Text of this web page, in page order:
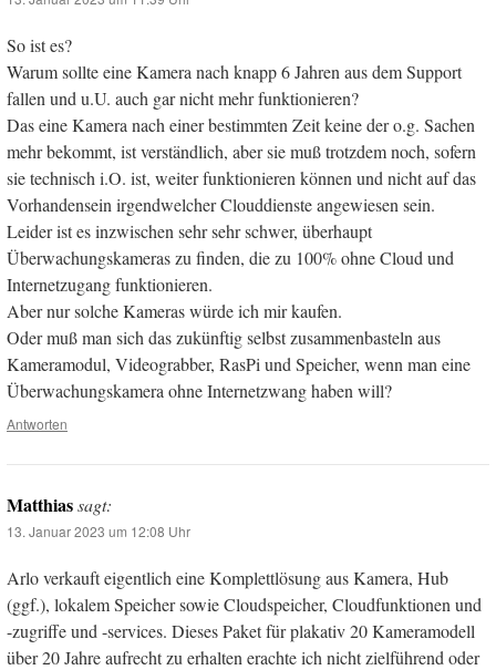
So ist es?
Warum sollte eine Kamera nach knapp 6 Jahren aus dem Support
fallen und u.U. auch gar nicht mehr funktionieren?
Das eine Kamera nach einer bestimmten Zeit keine der o.g. Sachen
mehr bekommt, ist verständlich, aber sie muß trotzdem noch, sofern
sie technisch i.O. ist, weiter funktionieren können und nicht auf das
Vorhandensein irgendwelcher Clouddienste angewiesen sein.
Leider ist es inzwischen sehr sehr schwer, überhaupt
Überwachungskameras zu finden, die zu 100% ohne Cloud und
Internetzugang funktionieren.
Aber nur solche Kameras würde ich mir kaufen.
Oder muß man sich das zukünftig selbst zusammenbasteln aus
Kameramodul, Videograbber, RasPi und Speicher, wenn man eine
Überwachungskamera ohne Internetzwang haben will?
Antworten
Matthiassagt:
13. Januar 2023 um 12:08 Uhr
Arlo verkauft eigentlich eine Komplettlösung aus Kamera, Hub
(ggf.), lokalem Speicher sowie Cloudspeicher, Cloudfunktionen und
-zugriffe und -services. Dieses Paket für plakativ 20 Kameramodell
über 20 Jahre aufrecht zu erhalten erachte ich nicht zielführend oder